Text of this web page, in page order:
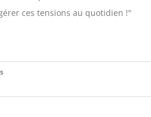
ces tensions au quotidien !"